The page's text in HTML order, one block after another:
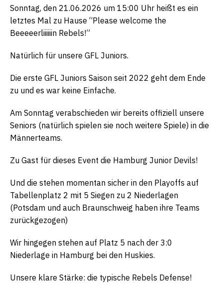
Sonntag, den 21.06.2026 um 15:00 Uhr heißt es ein
letztes Mal zu Hause “Please welcome the
Beeeeerliiiiiin Rebels!”
Natürlich für unsere GFL Juniors.
Die erste GFL Juniors Saison seit 2022 geht dem Ende
zu und es war keine Einfache.
Am Sonntag verabschieden wir bereits offiziell unsere
Seniors (natürlich spielen sie noch weitere Spiele) in die
Männerteams.
Zu Gast für dieses Event die Hamburg Junior Devils!
Und die stehen momentan sicher in den Playoffs auf
Tabellenplatz 2 mit 5 Siegen zu 2 Niederlagen
(Potsdam und auch Braunschweig haben ihre Teams
zurückgezogen)
Wir hingegen stehen auf Platz 5 nach der 3:0
Niederlage in Hamburg bei den Huskies.
Unsere klare Stärke: die typische Rebels Defense!